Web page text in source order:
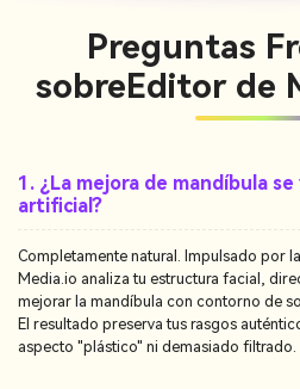
Preguntas
sobreEditor de
1. ¿La mejora de mandíbula
artificial?
Completamente natural. Impulsado por
Media.io analiza tu estructura facial,
mejorar la mandíbula con contorno de
El resultado preserva tus rasgos
aspecto "plástico" ni demasiado filtrado.